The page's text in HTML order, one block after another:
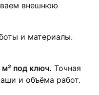
внешнюю
и материалы.
под ключ. Точная
и объёма работ.